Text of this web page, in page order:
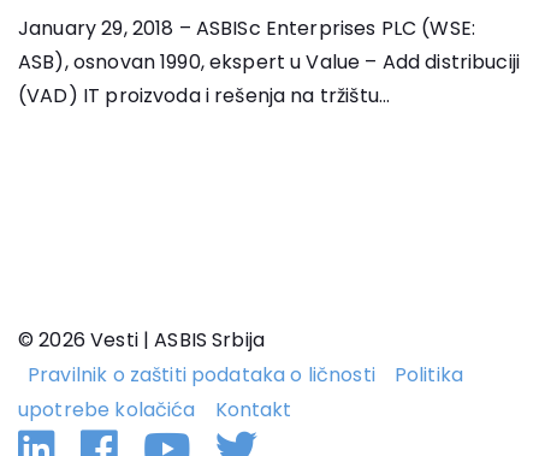
January 29, 2018 – ASBISc Enterprises PLC (WSE:
ASB), osnovan 1990, ekspert u Value – Add distribuciji
(VAD) IT proizvoda i rešenja na tržištu...
© 2026 Vesti | ASBIS Srbija
Pravilnik o zaštiti podataka o ličnosti
Politika
upotrebe kolačića
Kontakt
Linkedin
Facebook
YouTube
Twitter